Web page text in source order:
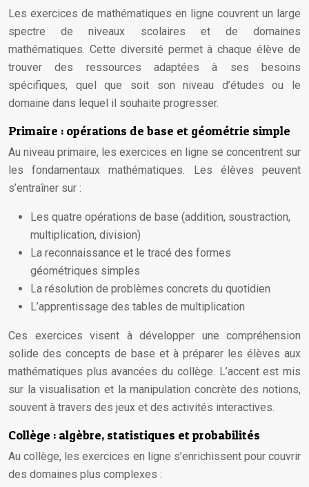
Les exercices de mathématiques en ligne couvrent un large
spectre de niveaux scolaires et de domaines
mathématiques. Cette diversité permet à chaque élève de
trouver des ressources adaptées à ses besoins
spécifiques, quel que soit son niveau d’études ou le
domaine dans lequel il souhaite progresser.
Primaire : opérations de base et géométrie simple
Au niveau primaire, les exercices en ligne se concentrent sur
les fondamentaux mathématiques. Les élèves peuvent
s’entraîner sur :
Les quatre opérations de base (addition, soustraction,
multiplication, division)
La reconnaissance et le tracé des formes
géométriques simples
La résolution de problèmes concrets du quotidien
L’apprentissage des tables de multiplication
Ces exercices visent à développer une compréhension
solide des concepts de base et à préparer les élèves aux
mathématiques plus avancées du collège. L’accent est mis
sur la visualisation et la manipulation concrète des notions,
souvent à travers des jeux et des activités interactives.
Collège : algèbre, statistiques et probabilités
Au collège, les exercices en ligne s’enrichissent pour couvrir
des domaines plus complexes :